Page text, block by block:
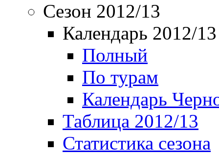
Сезон 2012/13
Календарь 2012/13
Полный
По турам
Календарь
Таблица 2012/13
Статистика сезона